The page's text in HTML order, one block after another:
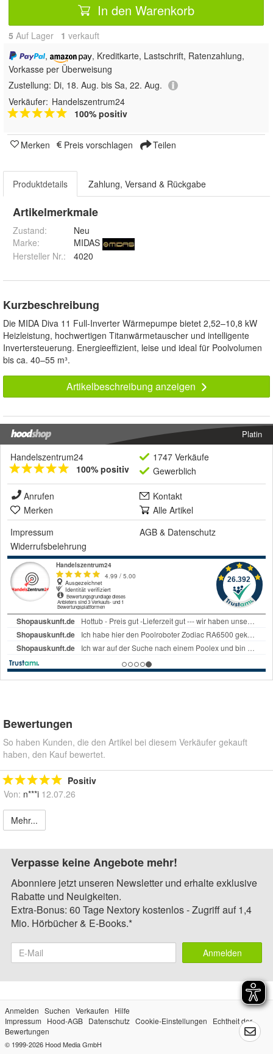
In den Warenkorb
5 Auf Lager 1 verkauft
,
, Kreditkarte, Lastschrift, Ratenzahlung,
Vorkasse per Überweisung
Zustellung: Di, 18. Aug. bis Sa, 22. Aug.
Verkäufer: Handelszentrum24
100% positiv
Merken Preis vorschlagen Teilen
Produktdetails Zahlung, Versand & Rückgabe
Artikelmerkmale
Zustand:
Neu
Marke:
MIDAS
Hersteller Nr.:
4020
Kurzbeschreibung
Die MIDA Diva 11 Full-Inverter Wärmepumpe bietet 2,52–10,8 kW
Heizleistung, hochwertigen Titanwärmetauscher und intelligente
Invertersteuerung. Energieeffizient, leise und ideal für Poolvolumen
bis ca. 40–55 m³.
Artikelbeschreibung anzeigen
Platin
Handelszentrum24
100% positiv
1747 Verkäufe
Gewerblich
Anrufen
Kontakt
Merken
Alle Artikel
Impressum
AGB & Datenschutz
Widerrufsbelehrung
Bewertungen
So haben Kunden, die den Artikel bei diesem Verkäufer gekauft
haben, den Kauf bewertet.
Positiv
Von: n***i 12.07.26
Mehr...
Verpasse keine Angebote mehr!
Abonniere jetzt unseren Newsletter und erhalte exklusive
Rabatte und Neuigkeiten.
Extra-Bonus: 60 Tage Nextory kostenlos - Zugriff auf 1,4
Mio. Hörbücher & E-Books.*
Anmelden
Anmelden Suchen Verkaufen
Hilfe
Impressum
Hood-AGB Datenschutz Cookie-Einstellungen
Echtheit der
Bewertungen
© 1999-2026 Hood Media GmbH